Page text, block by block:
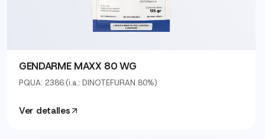
GENDARME MAXX 80 WG
PQUA: 2386|(i.a.: DINOTEFURAN 80%)
Ver detalles